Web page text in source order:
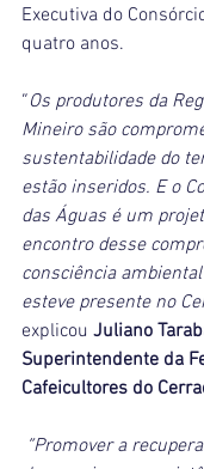
Executiva do
quatro anos.
“Os produtores da
Mineiro são
sustentabilidade do
estão inseridos. E o
das Águas é um
encontro desse
consciência
esteve presente no
explicou Juliano
Superintendente da
Cafeicultores do
“Promover a